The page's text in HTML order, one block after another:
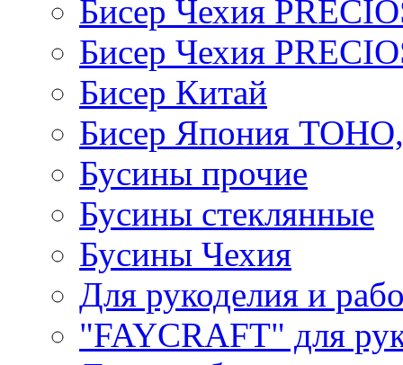
Бисер Чехия
Бисер Чехия
Бисер Китай
Бисер Япония
Бусины прочие
Бусины стеклянные
Бусины Чехия
Для рукоделия и
"FAYCRAFT" для